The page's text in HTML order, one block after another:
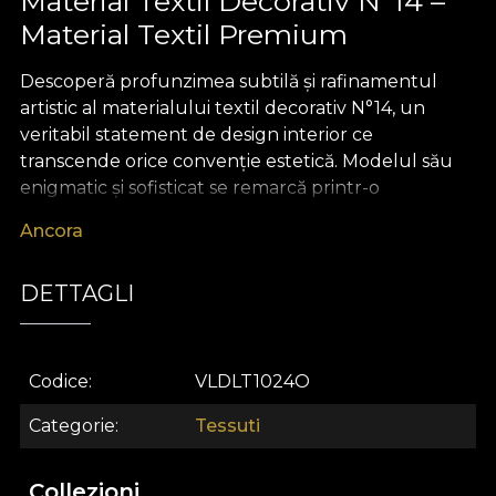
Material Textil Premium
Descoperă profunzimea subtilă și rafinamentul
artistic al materialului textil decorativ N°14, un
veritabil statement de design interior ce
transcende orice convenție estetică. Modelul său
enigmatic și sofisticat se remarcă printr-o
umbre delicate, invitându-te la o explorare vizuală
personală. Fiecare detaliu este gândit să aducă
lumină și să scoată la iveală dualitatea fascinantă a
adevărată galerie de artă contemporană.
Versatilitatea acestui material textil premium îți
oferă libertatea de a-l integra cu ușurință în orice
Ancora
DETTAGLI
Codice VLDLT1024O
Categorie Tessuti